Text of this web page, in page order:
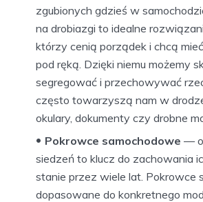
zgubionych gdzieś w
na drobiazgi to idealne
którzy cenią porządek i chcą
pod ręką. Dzięki niemu możemy
segregować i przechowywać
często towarzyszą nam w
okulary, dokumenty czy drobne
Pokrowce samochodowe —
siedzeń to klucz do zachowania
stanie przez wiele lat. Pokrowce
dopasowane do konkretnego